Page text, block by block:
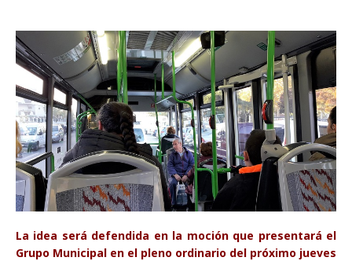
La idea será defendida en la moción que presentará el
Grupo Municipal en el pleno ordinario del próximo jueves